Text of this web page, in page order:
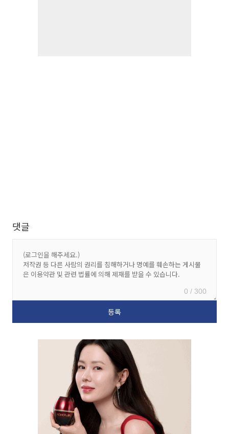
댓글
0 / 300